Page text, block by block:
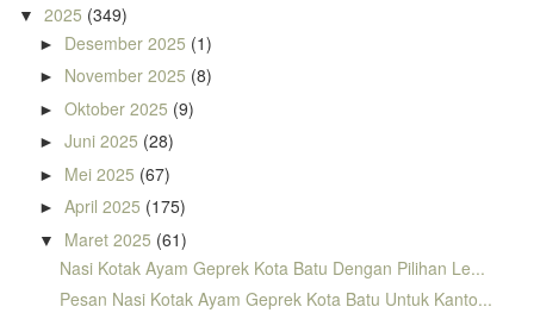
▼ 2025 (349)
► Desember 2025 (1)
► November 2025 (8)
► Oktober 2025 (9)
► Juni 2025 (28)
► Mei 2025 (67)
► April 2025 (175)
▼ Maret 2025 (61)
Nasi Kotak Ayam Geprek Kota Batu Dengan Pilihan Le...
Pesan Nasi Kotak Ayam Geprek Kota Batu Untuk Kanto...